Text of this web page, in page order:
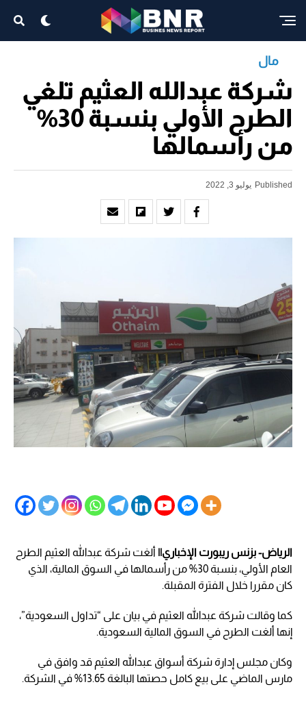
مال
شركة عبدالله العثيم تلغي
الطرح الأولي بنسبة 30%
من رأسمالها
Published يوليو 3, 2022
الرياض- بزنس ريبورت الإخباري|| ألغت شركة عبدالله العثيم الطرح
العام الأولي، بنسبة 30% من رأسمالها في السوق المالية، الذي
كان مقررا خلال الفترة المقبلة.
كما وقالت شركة عبدالله العثيم في بيان على “تداول السعودية”،
إنها ألغت الطرح في السوق المالية السعودية.
وكان مجلس إدارة شركة أسواق عبدالله العثيم قد وافق في
مارس الماضي على بيع كامل حصتها البالغة 13.65% في الشركة.